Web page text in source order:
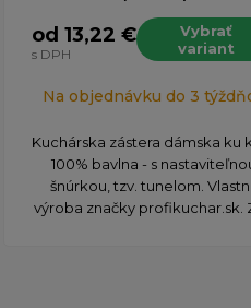
od 13,22 €
s DPH
Vybrať
variant
Na objednávku do 3
Kuchárska zástera dámska ku
100% bavlna - s
šnúrkou, tzv. tunelom.
výroba značky profikuchar.sk.